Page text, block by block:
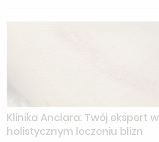
Klinika Anclara: Twój ekspert w
holistycznym leczeniu blizn